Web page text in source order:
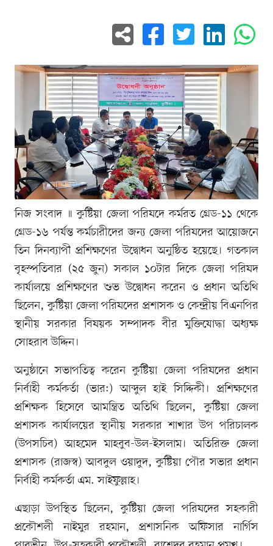
নিজ সংবাদ ॥ কুষ্টিয়া জেলা পরিষদে কর্মরত গ্রেড-১১ থেকে
গ্রেড-১৬ পর্যন্ত কর্মচারীদের জন্য জেলা পরিষদের আয়োজনে
তিন দিনব্যাপী প্রশিক্ষণের উদ্বোধন অনুষ্ঠিত হয়েছে। গতকাল
বৃহস্পতিবার (২৫ জুন) সকাল ১০টার দিকে জেলা পরিষদ
কার্যালয়ে প্রশিক্ষণের শুভ উদ্বোধন করেন ও প্রধান অতিথি
ছিলেন, কুষ্টিয়া জেলা পরিষদের প্রশাসক ও কেন্দ্রীয় বিএনপির
স্থানীয় সরকার বিষয়ক সম্পাদক বীর মুক্তিযোদ্ধা অধ্যক্ষ
সোহরাব উদ্দিন।
অনুষ্ঠানে সভাপতিত্ব করেন কুষ্টিয়া জেলা পরিষদের প্রধান
নির্বাহী কর্মকর্তা (ভার:) আব্দুল হাই সিদ্দিকী। প্রশিক্ষণের
প্রশিক্ষক হিসেবে আমন্ত্রিত অতিথি ছিলেন, কুষ্টিয়া জেলা
প্রশাসক কার্যালয়ের স্থানীয় সরকার শাখার উপ পরিচালক
(উপসচিব) আহমেদ মাহবুব-উল-ইসলাম। অতিরিক্ত জেলা
প্রশাসক (রাজস্ব) আবদুল ওয়াদুদ, কুষ্টিয়া পৌর সভার প্রধান
নির্বাহী কর্মকর্তা এম. সাইফুল্লাহ।
এছাড়া উপস্থিত ছিলেন, কুষ্টিয়া জেলা পরিষদের সহকারী
প্রকৌশলী নাইমুর রহমান, প্রশাসনিক অফিসার নার্গিস